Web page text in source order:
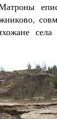
села